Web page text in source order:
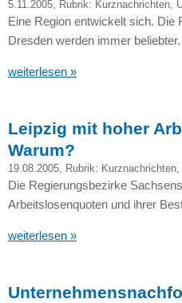
5.11.2005, Rubrik: Kurznachrichten,
Eine Region entwickelt sich. Die
Dresden werden immer beliebter.
weiterlesen »
Leipzig mit hoher
Warum?
19.08.2005, Rubrik: Kurznachrichten,
Die Regierungsbezirke
Arbeitslosenquoten und ihrer
weiterlesen »